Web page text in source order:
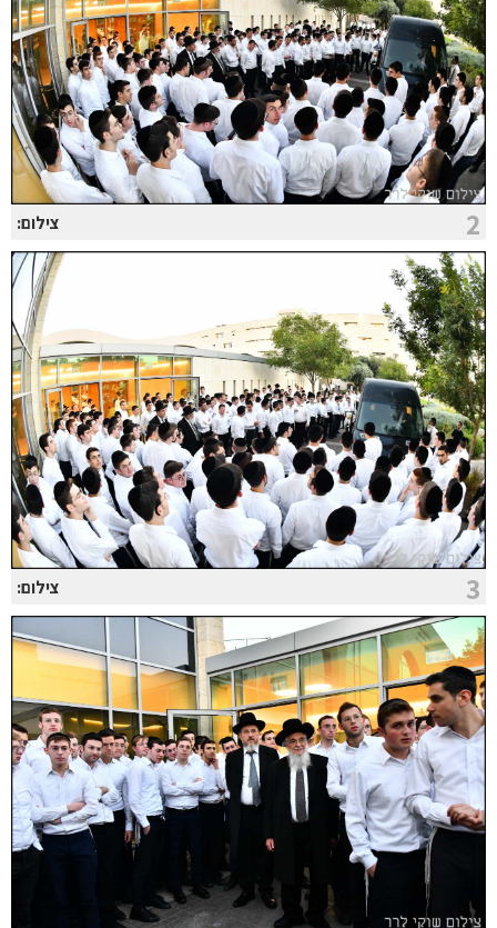
2 צילום:
3 צילום: